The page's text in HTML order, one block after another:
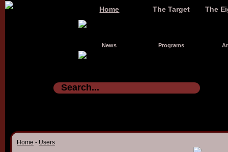
Home The Target The
News Programs
Home - Users